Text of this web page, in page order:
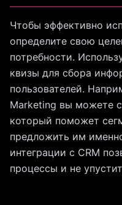
Чтобы эффективно
определите свою
потребности.
квизы для сбора
пользователей.
Marketing вы можете
который поможет
предложить им
интеграции с CRM
процессы и не